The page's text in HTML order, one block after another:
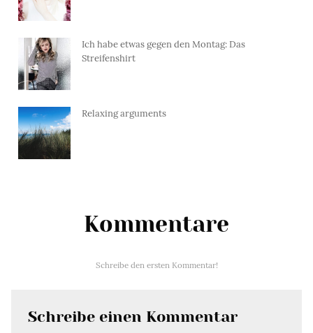
Ich habe etwas gegen den Montag: Das
Streifenshirt
Relaxing arguments
Kommentare
Schreibe den ersten Kommentar!
Schreibe einen Kommentar